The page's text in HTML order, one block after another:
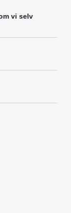
vi selv